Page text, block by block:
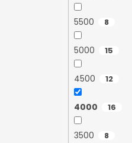
5500 8
5000 15
4500 12
4000 16
3500 8